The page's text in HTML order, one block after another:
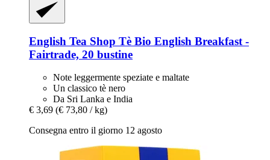
English Tea Shop Tè Bio English Breakfast -​
Fairtrade, 20 bustine
Note leggermente speziate e maltate
Un classico tè nero
Da Sri Lanka e India
€ 3,69 (€ 73,80 / kg)
Consegna entro il giorno 12 agosto